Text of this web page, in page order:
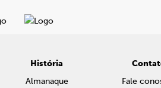
História
Almanaque
Fale